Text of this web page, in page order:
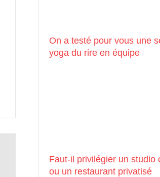
On a testé pour vous une
yoga du rire en équipe
Faut-il privilégier un studio
ou un restaurant privatisé